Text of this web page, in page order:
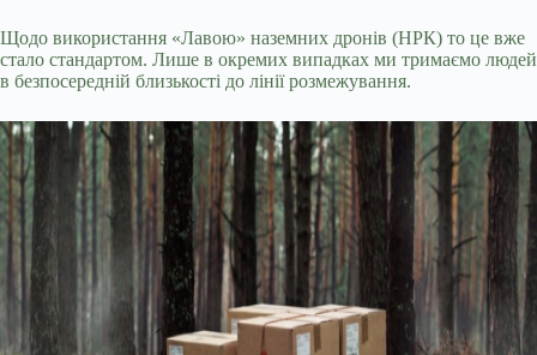
Щодо використання «Лавою» наземних дронів (НРК) то це вже
стало стандартом. Лише в окремих випадках ми тримаємо людей
в безпосередній близькості до лінії розмежування.